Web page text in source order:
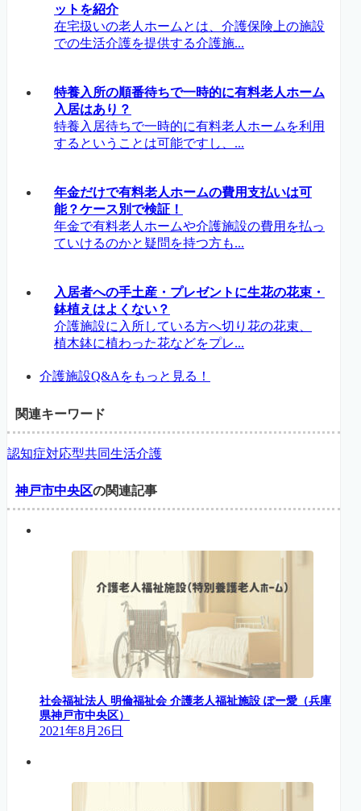
ットを紹介
在宅扱いの老人ホームとは、介護保険上の施設
での生活介護を提供する介護施...
特養入所の順番待ちで一時的に有料老人ホーム
入居はあり？
特養入居待ちで一時的に有料老人ホームを利用
するということは可能ですし、...
年金だけで有料老人ホームの費用支払いは可
能？ケース別で検証！
年金で有料老人ホームや介護施設の費用を払っ
ていけるのかと疑問を持つ方も...
入居者への手土産・プレゼントに生花の花束・
鉢植えはよくない？
介護施設に入所している方へ切り花の花束、
植木鉢に植わった花などをプレ...
介護施設Q&Aをもっと見る！
関連キーワード
認知症対応型共同生活介護
神戸市中央区の関連記事
社会福祉法人 明倫福祉会 介護老人福祉施設 ぽー愛（兵庫
県神戸市中央区）
2021年8月26日